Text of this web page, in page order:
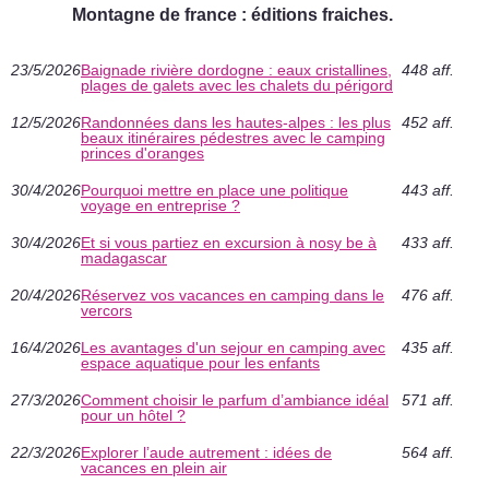
Montagne de france : éditions fraiches.
23/5/2026Baignade rivière dordogne : eaux cristallines,
plages de galets avec les chalets du périgord
448 aff.
12/5/2026Randonnées dans les hautes-alpes : les plus
beaux itinéraires pédestres avec le camping
princes d'oranges
452 aff.
30/4/2026Pourquoi mettre en place une politique
voyage en entreprise ?
443 aff.
30/4/2026Et si vous partiez en excursion à nosy be à
madagascar
433 aff.
20/4/2026Réservez vos vacances en camping dans le
vercors
476 aff.
16/4/2026Les avantages d'un sejour en camping avec
espace aquatique pour les enfants
435 aff.
27/3/2026Comment choisir le parfum d’ambiance idéal
pour un hôtel ?
571 aff.
22/3/2026Explorer l’aude autrement : idées de
vacances en plein air
564 aff.